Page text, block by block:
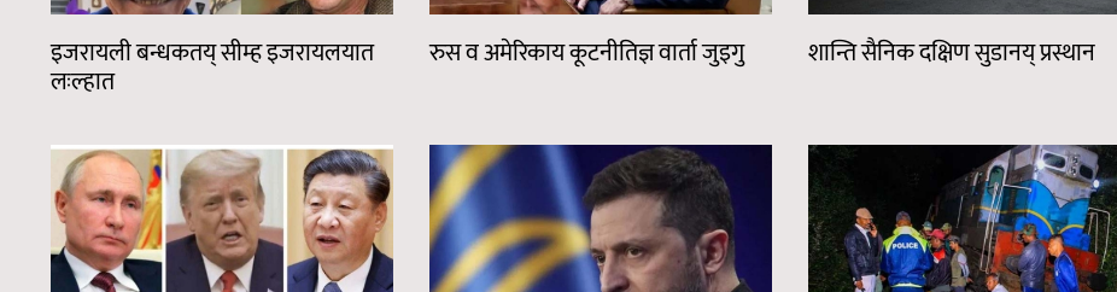
इजरायली बन्धकतय् सीम्ह इजरायलयात
लःल्हात
रुस व अमेरिकाय कूटनीतिज्ञ वार्ता जुइगु शान्ति सैनिक दक्षिण सुडानय् प्रस्थान